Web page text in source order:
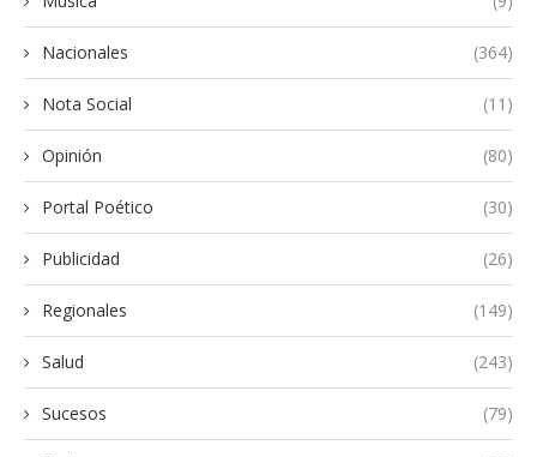
Nacionales (364)
Nota Social (11)
Opinión (80)
Portal Poético (30)
Publicidad (26)
Regionales (149)
Salud (243)
Sucesos (79)